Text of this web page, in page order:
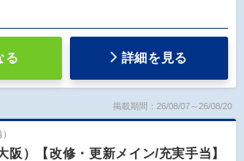
る 詳細を見る
掲載期間：26/08/07～26/08/20
阪）【改修・更新メイン/充実手当】